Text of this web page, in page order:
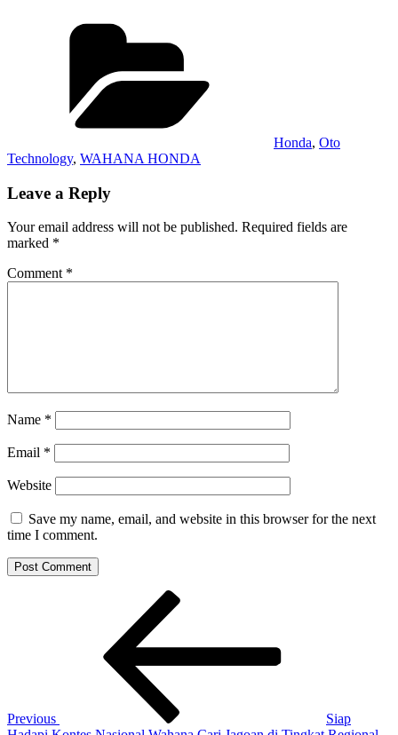
Honda, Oto
Technology, WAHANA HONDA
Leave a Reply
Your email address will not be published. Required fields are
marked *
Comment *
Name *
Email *
Website
Save my name, email, and website in this browser for the next
time I comment.
Previous
Siap